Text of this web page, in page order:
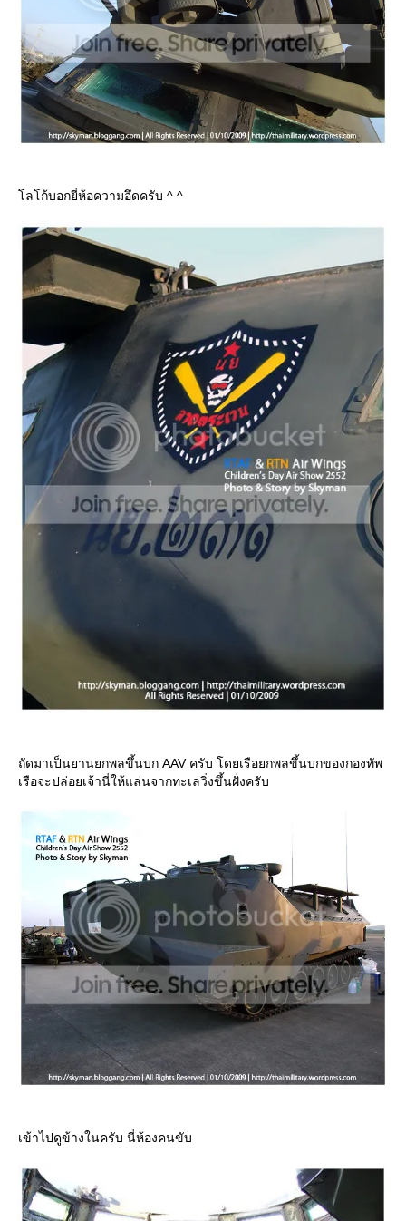
ลโก้บอกยี่ห้อความอึดครับ ^ ^
ถัดมาเป็นยานยกพลขึ้นบก AAV ครับ โดยเรือยกพลขึ้นบกของกองทัพ
เรือจะปล่อยเจ้านี่ให้แล่นจากทะเลวิ่งขึ้นฝั่งครับ
เข้าไปดูข้างในครับ นี่ห้องคนขับ